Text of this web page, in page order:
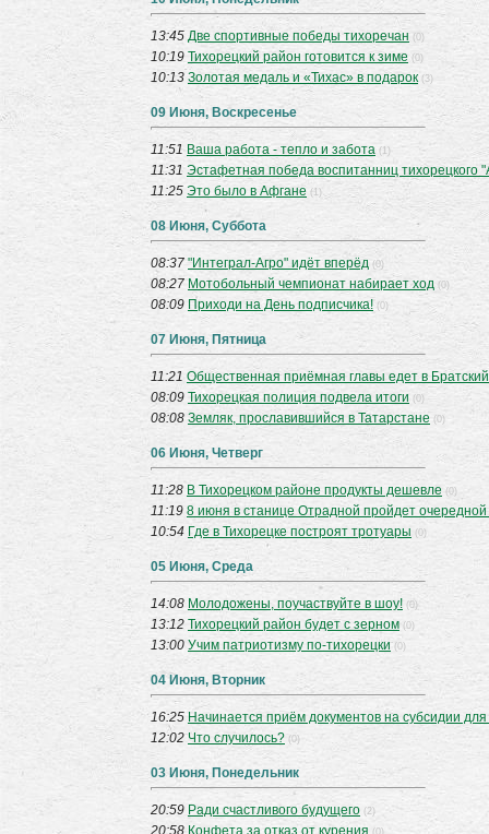
13:45 Две спортивные победы тихоречан (0)
10:19 Тихорецкий район готовится к зиме (0)
10:13 Золотая медаль и «Тихас» в подарок (3)
09 Июня, Воскресенье
11:51 Ваша работа - тепло и забота (1)
11:31 Эстафетная победа воспитанниц тихорецкого
11:25 Это было в Афгане (1)
08 Июня, Суббота
08:37 "Интеграл-Агро" идёт вперёд (0)
08:27 Мотобольный чемпионат набирает ход (0)
08:09 Приходи на День подписчика! (0)
07 Июня, Пятница
11:21 Общественная приёмная главы едет в Братский
08:09 Тихорецкая полиция подвела итоги (0)
08:08 Земляк, прославившийся в Татарстане (0)
06 Июня, Четверг
11:28 В Тихорецком районе продукты дешевле (0)
11:19 8 июня в станице Отрадной пройдет
10:54 Где в Тихорецке построят тротуары (0)
05 Июня, Среда
14:08 Молодожены, поучаствуйте в шоу! (0)
13:12 Тихорецкий район будет с зерном (0)
13:00 Учим патриотизму по-тихорецки (0)
04 Июня, Вторник
16:25 Начинается приём документов на субсидии
12:02 Что случилось? (0)
03 Июня, Понедельник
20:59 Ради счастливого будущего (2)
20:58 Конфета за отказ от курения (0)